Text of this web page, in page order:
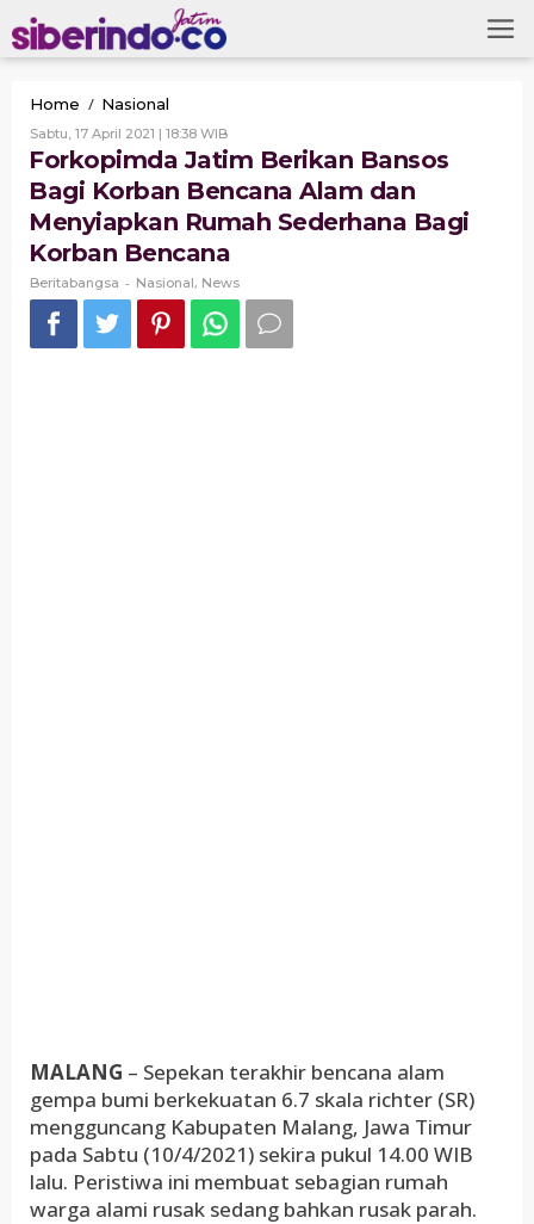
to
content
Home / Nasional
Jatim
Berikan
Bansos
Bagi
Korban
Bencana
Alam
dan
Menyiapkan
Rumah
Sederhana
Sabtu, 17 April 2021 | 18:38 WIBOleh
Beritabangsa
Forkopimda Jatim Berikan Bansos
Bagi Korban Bencana Alam dan
Menyiapkan Rumah Sederhana Bagi
Korban Bencana
Beritabangsa - Nasional, News
MALANG – Sepekan terakhir bencana alam
gempa bumi berkekuatan 6.7 skala richter (SR)
mengguncang Kabupaten Malang, Jawa Timur
pada Sabtu (10/4/2021) sekira pukul 14.00 WIB
lalu. Peristiwa ini membuat sebagian rumah
warga alami rusak sedang bahkan rusak parah.